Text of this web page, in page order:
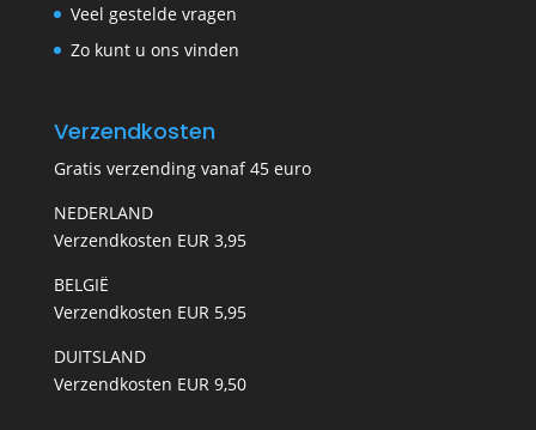
Veel gestelde vragen
Zo kunt u ons vinden
Verzendkosten
Gratis verzending vanaf 45 euro
NEDERLAND
Verzendkosten EUR 3,95
BELGIË
Verzendkosten EUR 5,95
DUITSLAND
Verzendkosten EUR 9,50